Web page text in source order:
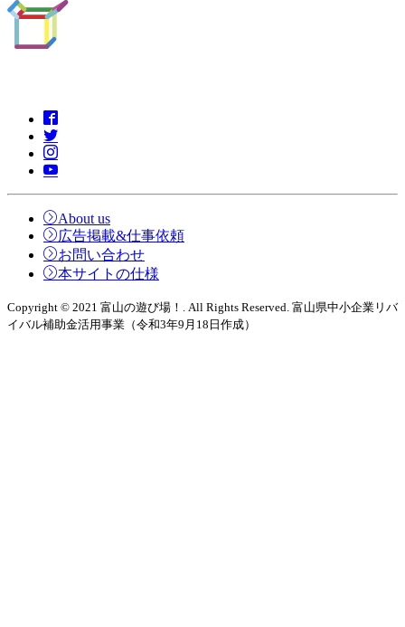
About us
広告掲載&仕事依頼
お問い合わせ
本サイトの仕様
Copyright © 2021 富山の遊び場！. All Rights Reserved. 富山県中小企業リバ
イバル補助金活用事業（令和3年9月18日作成）